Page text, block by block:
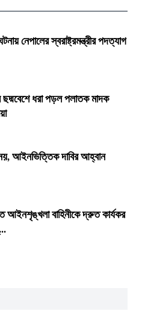
নেপালের স্বরাষ্ট্রমন্ত্রীর পদত্যাগ
ছদ্মবেশে ধরা পড়ল পলাতক মাদক
আইনভিত্তিক দাবির আহ্বান
আইনশৃঙ্খলা বাহিনীকে দ্রুত কার্যকর